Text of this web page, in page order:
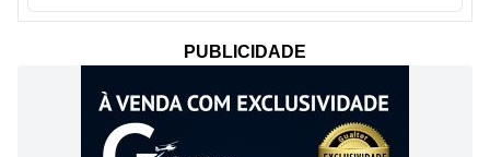
PUBLICIDADE